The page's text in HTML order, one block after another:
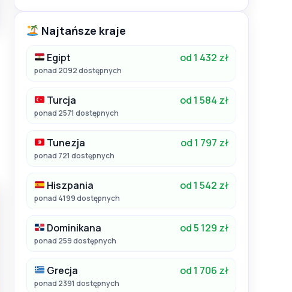
Najtańsze kraje
Egipt od 1 432 zł
ponad 2092 dostępnych
Turcja od 1 584 zł
ponad 2571 dostępnych
Tunezja od 1 797 zł
ponad 721 dostępnych
Hiszpania od 1 542 zł
ponad 4199 dostępnych
Dominikana od 5 129 zł
ponad 259 dostępnych
Grecja od 1 706 zł
ponad 2391 dostępnych